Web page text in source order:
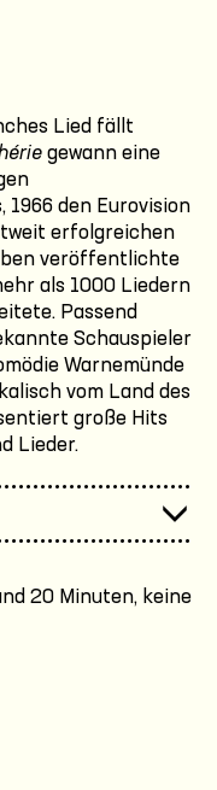
Lied fällt
gewann eine
1966 den Eurovision
erfolgreichen
veröffentlichte
als 1000 Liedern
Passend
Schauspieler
Warnemünde
vom Land des
große Hits
Lieder.
20 Minuten, keine